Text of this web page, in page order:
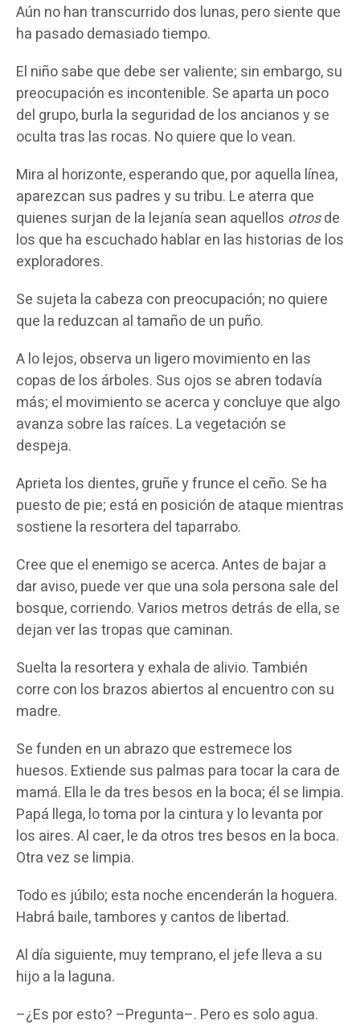
Aún no han transcurrido dos lunas, pero siente que
ha pasado demasiado tiempo.
El niño sabe que debe ser valiente; sin embargo, su
preocupación es incontenible. Se aparta un poco
del grupo, burla la seguridad de los ancianos y se
oculta tras las rocas. No quiere que lo vean.
Mira al horizonte, esperando que, por aquella línea,
aparezcan sus padres y su tribu. Le aterra que
quienes surjan de la lejanía sean aquellos otrosde
los que ha escuchado hablar en las historias de los
exploradores.
Se sujeta la cabeza con preocupación; no quiere
que la reduzcan al tamaño de un puño.
A lo lejos, observa un ligero movimiento en las
copas de los árboles. Sus ojos se abren todavía
más; el movimiento se acerca y concluye que algo
avanza sobre las raíces. La vegetación se
despeja.
Aprieta los dientes, gruñe y frunce el ceño. Se ha
puesto de pie; está en posición de ataque mientras
sostiene la resortera del taparrabo.
Cree que el enemigo se acerca. Antes de bajar a
dar aviso, puede ver que una sola persona sale del
bosque, corriendo. Varios metros detrás de ella, se
dejan ver las tropas que caminan.
Suelta la resortera y exhala de alivio. También
corre con los brazos abiertos al encuentro con su
madre.
Se funden en un abrazo que estremece los
huesos. Extiende sus palmas para tocar la cara de
mamá. Ella le da tres besos en la boca; él se limpia.
Papá llega, lo toma por la cintura y lo levanta por
los aires. Al caer, le da otros tres besos en la boca.
Otra vez se limpia.
Todo es júbilo; esta noche encenderán la hoguera.
Habrá baile, tambores y cantos de libertad.
Al día siguiente, muy temprano, el jefe lleva a su
hijo a la laguna.
–¿Es por esto? –Pregunta–. Pero es solo agua.